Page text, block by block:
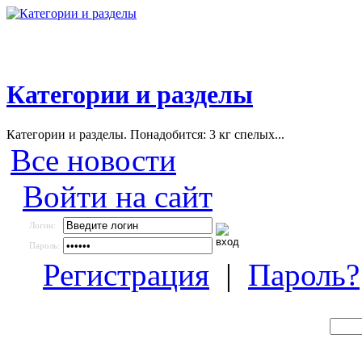
Категории и разделы
Категории и разделы. Понадобится: 3 кг спелых...
Все новости
Войти на сайт
Логин:
Пароль:
Регистрация | Пароль?